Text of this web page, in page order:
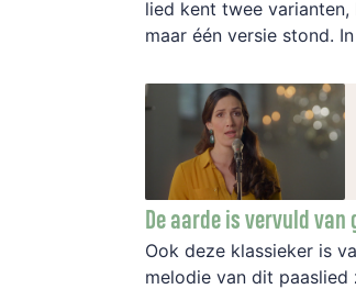
lied kent twee
maar één versie stond.
De aarde is vervuld
Ook deze klassieker is
melodie van dit